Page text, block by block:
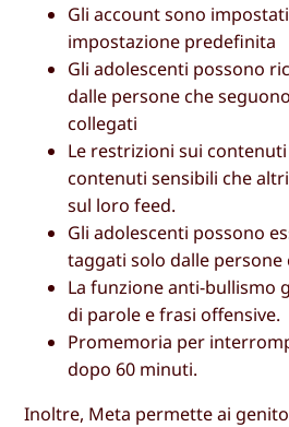
Gli account sono
impostazione predefinita
Gli adolescenti possono
dalle persone che
collegati
Le restrizioni sui
contenuti sensibili che
sul loro feed.
Gli adolescenti possono
taggati solo dalle persone
La funzione anti-bullismo
di parole e frasi offensive.
Promemoria per
dopo 60 minuti.
Inoltre, Meta permette ai